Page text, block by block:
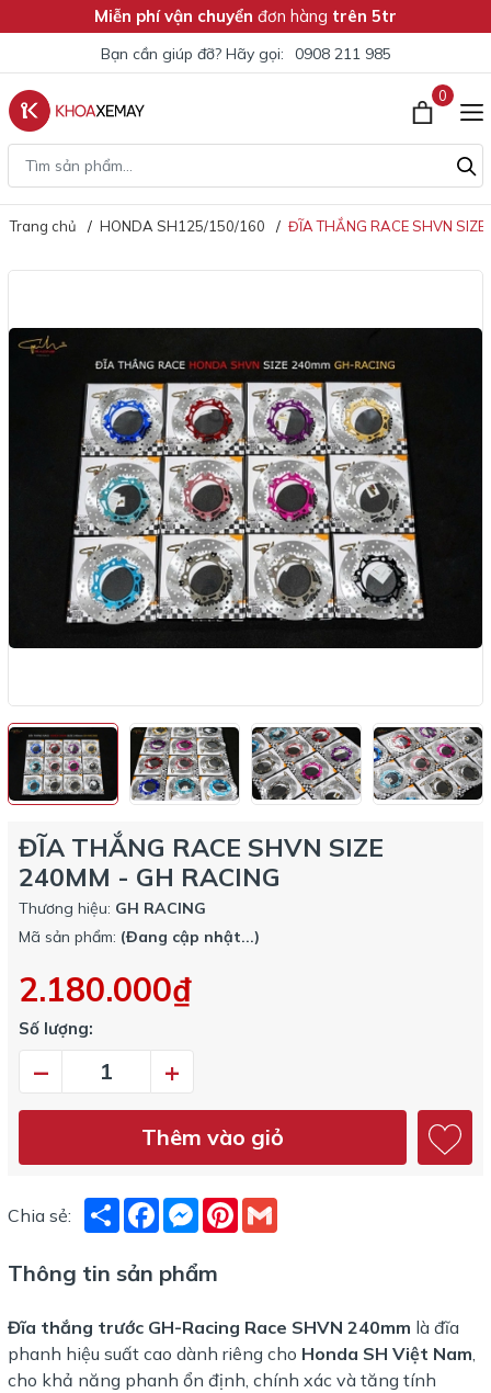
Miễn phí vận chuyển đơn hàng trên 5tr
Bạn cần giúp đỡ? Hãy gọi: 0908 211 985
0
Trang chủ HONDA SH125/150/160 ĐĨA THẮNG RACE SHVN
ĐĨA THẮNG RACE SHVN SIZE
240MM - GH RACING
Thương hiệu: GH RACING
Mã sản phẩm: (Đang cập nhật...)
2.180.000₫
Số lượng:
– +
Thêm vào giỏ
Chia sẻ: ShareFacebookMessenger
Pinterest
Thông tin sản phẩm
Đĩa thắng trước GH-Racing Race SHVN 240mm là đĩa
phanh hiệu suất cao dành riêng cho Honda SH Việt Nam
cho khả năng phanh ổn định, chính xác và tăng tính